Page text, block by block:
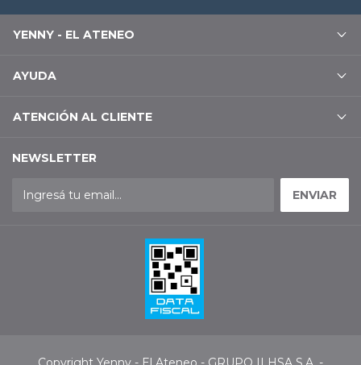
YENNY - EL ATENEO
AYUDA
ATENCIÓN AL CLIENTE
NEWSLETTER